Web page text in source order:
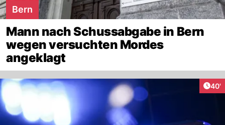
Bern
Mann nach Schussabgabe in Bern
wegen versuchten Mordes
angeklagt
40'